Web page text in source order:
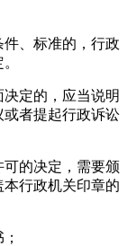
、标准的，行政
定的，应当说明
者提起行政诉讼
的决定，需要颁
行政机关印章的